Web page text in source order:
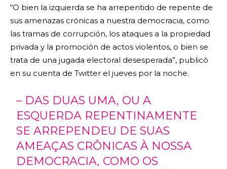
“O bien la izquierda se ha arrepentido de repente de
sus amenazas crónicas a nuestra democracia, como
las tramas de corrupción, los ataques a la propiedad
privada y la promoción de actos violentos, o bien se
trata de una jugada electoral desesperada”, publicó
en su cuenta de Twitter el jueves por la noche.
– DAS DUAS UMA, OU A
ESQUERDA REPENTINAMENTE
SE ARREPENDEU DE SUAS
AMEAÇAS CRÔNICAS À NOSSA
DEMOCRACIA, COMO OS